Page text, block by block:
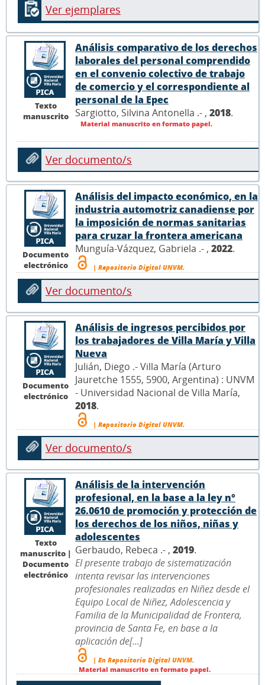
Ver ejemplares
Texto
manuscrito
Análisis comparativo de los derechos
laborales del personal comprendido
en el convenio colectivo de trabajo
de comercio y el correspondiente al
personal de la Epec
Sargiotto, Silvina Antonella .- , 2018.
Material manuscrito en formato papel.
Ver documento/s
Documento
electrónico
Análisis del impacto económico, en la
industria automotriz canadiense por
la imposición de normas sanitarias
para cruzar la frontera americana
Munguía-Vázquez, Gabriela .- , 2022.
| Repositorio Digital UNVM.
Ver documento/s
Documento
electrónico
Análisis de ingresos percibidos por
los trabajadores de Villa María y Villa
Nueva
Julián, Diego .- Villa María (Arturo
Jauretche 1555, 5900, Argentina) : UNVM
- Universidad Nacional de Villa María,
2018.
| Repositorio Digital UNVM.
Ver documento/s
Texto
manuscrito |
Documento
electrónico
Análisis de la intervención
profesional, en la base a la ley n°
26.0610 de promoción y protección de
los derechos de los niños, niñas y
adolescentes
Gerbaudo, Rebeca .- , 2019.
El presente trabajo de sistematización
intenta revisar las intervenciones
profesionales realizadas en Niñez desde el
Equipo Local de Niñez, Adolescencia y
Familia de la Municipalidad de Frontera,
provincia de Santa Fe, en base a la
aplicación de[...]
| En Repositorio Digital UNVM.
Material manuscrito en formato papel.